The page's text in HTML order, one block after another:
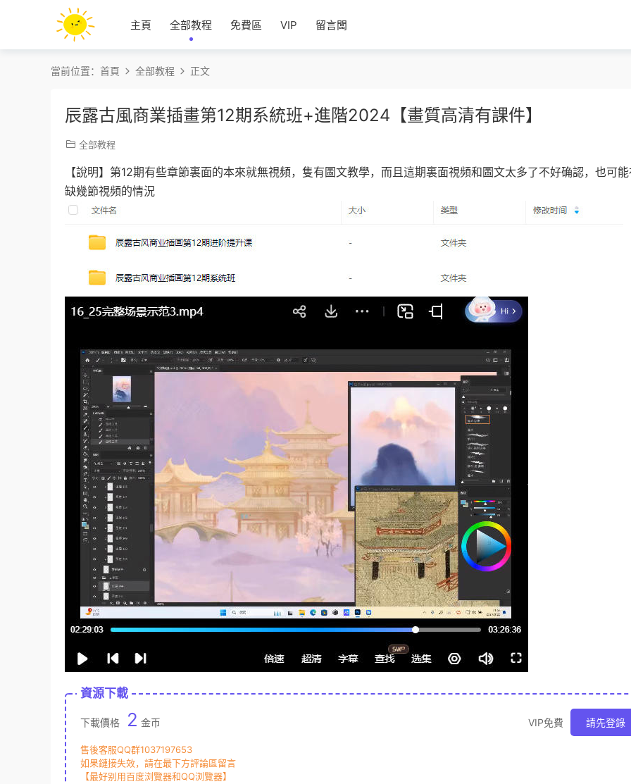
主頁 全部教程 免費區 VIP 留言闆
當前位置： 首頁 全部教程 正文
辰露古風商業插畫第12期系統班+進階2024【畫質高清有課件】
全部教程
【說明】第12期有些章節裏面的本來就無視頻，隻有圖文教學，而且這期裏面視頻和圖文太多了不好确認，也可
缺幾節視頻的情況
資源下載
下載價格 2 金币 VIP免費 請先登錄
售後客服QQ群1037197653
如果鏈接失效，請在最下方評論區留言
【最好别用百度浏覽器和QQ浏覽器】